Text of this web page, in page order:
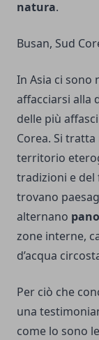
natura.
Busan, Sud
In Asia ci sono
affacciarsi alla
delle più
Corea. Si
territorio
tradizioni e
trovano
alternano
zone interne,
d’acqua
Per ciò che
una
come lo sono